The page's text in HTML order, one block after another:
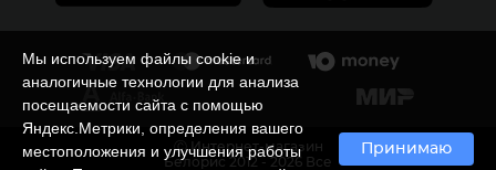
Мы используем файлы cookie и
аналогичные технологии для анализа
посещаемости сайта с помощью
Яндекс.Метрики, определения вашего
местоположения и улучшения работы
Принимаю
Ⓒ Интернет-магазин
Белорис 2012 - 2026 Все